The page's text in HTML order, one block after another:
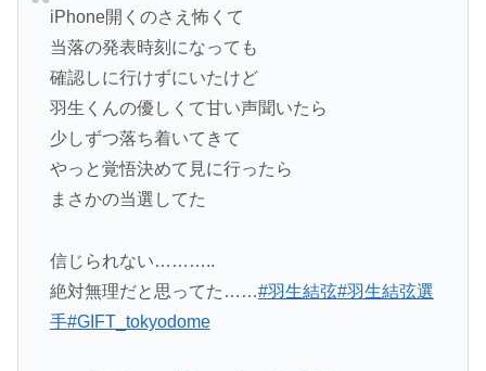
iPhone開くのさえ怖くて
当落の発表時刻になっても
確認しに行けずにいたけど
羽生くんの優しくて甘い声聞いたら
少しずつ落ち着いてきて
やっと覚悟決めて見に行ったら
まさかの当選してた
信じられない………..
絶対無理だと思ってた……#羽生結弦#羽生結弦選
手#GIFT_tokyodome